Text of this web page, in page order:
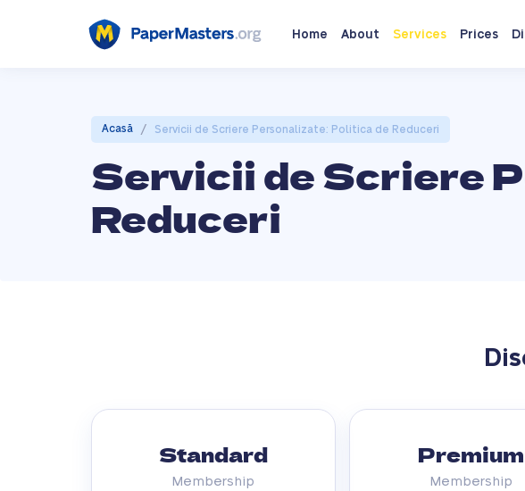
Home About Services Prices
Acasă / Servicii de Scriere Personalizate: Politica de Reduceri
Servicii de Scriere
Reduceri
Standard
Membership
Premium
Membership